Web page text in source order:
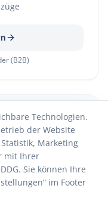
(B2B)
NEU
Technologien.
der Website
Marketing
mit Ihrer
Sie können Ihre
im Footer